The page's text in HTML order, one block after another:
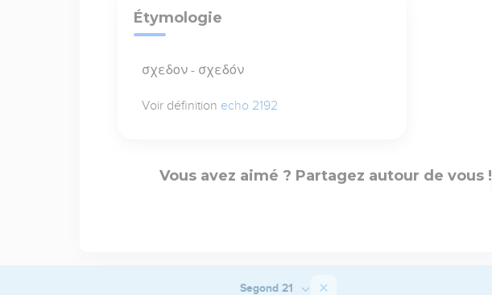
Étymologie
σχεδον - σχεδόν
Voir définition echo 2192
Vous avez aimé ? Partagez autour de vous !
Segond 21